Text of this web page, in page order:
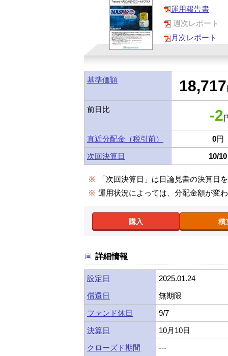
運用報告書
週次レポート
月次レポート
基準価額 18,717
前日比 -2
直近分配金（税引前） 0円
次回決算日
10/10
※
「次回決算日」は目論見書の決算日
※ 運用状況によっては、分配金額が変
購入 積
詳細情報
設定日
2025.01.24
償還日
無期限
ファンド休日
9/7
決算日
10月10日
クローズド期間
---